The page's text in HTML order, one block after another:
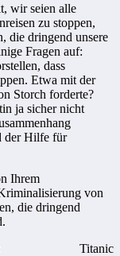
wir seien alle
zu stoppen,
die dringend unsere
Fragen auf:
dass
Etwa mit der
Storch forderte?
ja sicher nicht
der Hilfe für
Ihrem
von
die dringend
Titanic